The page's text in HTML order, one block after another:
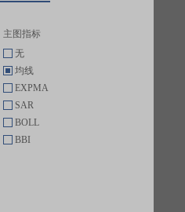
主图指标
无
均线
EXPMA
SAR
BOLL
BBI